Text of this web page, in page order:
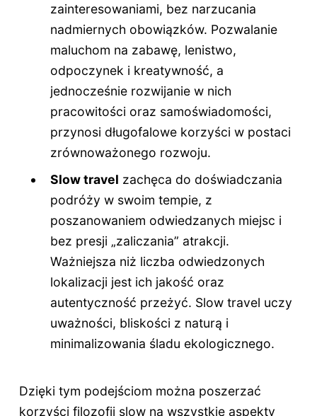
zainteresowaniami, bez narzucania
nadmiernych obowiązków. Pozwalanie
maluchom na zabawę, lenistwo,
odpoczynek i kreatywność, a
jednocześnie rozwijanie w nich
pracowitości oraz samoświadomości,
przynosi długofalowe korzyści w postaci
zrównoważonego rozwoju.
Slow travel zachęca do doświadczania
podróży w swoim tempie, z
poszanowaniem odwiedzanych miejsc i
bez presji „zaliczania” atrakcji.
Ważniejsza niż liczba odwiedzonych
lokalizacji jest ich jakość oraz
autentyczność przeżyć. Slow travel uczy
uważności, bliskości z naturą i
minimalizowania śladu ekologicznego.
Dzięki tym podejściom można poszerzać
korzyści filozofii slow na wszystkie aspekty